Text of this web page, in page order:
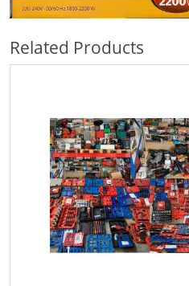
Related Products